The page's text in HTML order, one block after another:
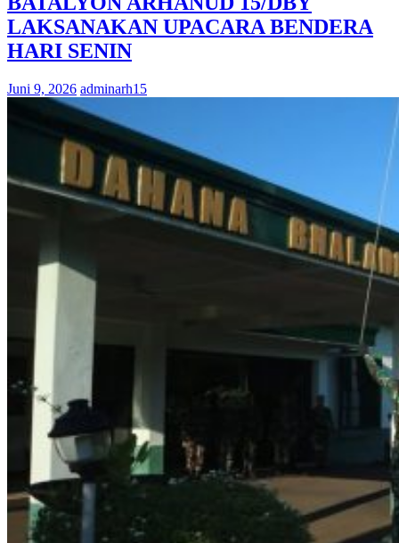
LAKSANAKAN UPACARA BENDERA
HARI SENIN
Juni 9, 2026 adminarh15